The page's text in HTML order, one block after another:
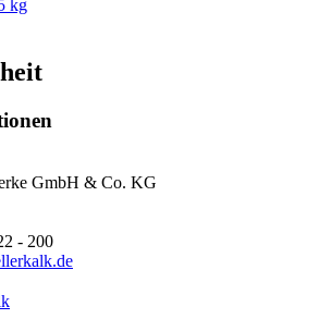
kg
GmbH & Co. KG
- 200